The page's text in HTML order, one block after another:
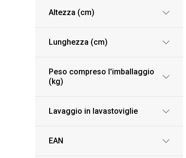
Altezza (cm)
Lunghezza (cm)
Peso compreso l'imballaggio
(kg)
Lavaggio in lavastoviglie
EAN